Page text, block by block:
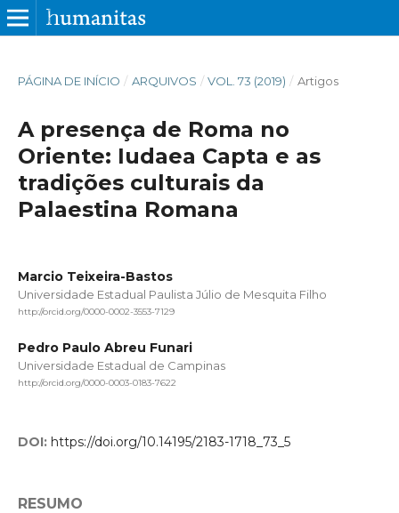
PÁGINA DE INÍCIO / ARQUIVOS / VOL. 73 (2019) / Artigos
A presença de Roma no
Oriente: Iudaea Capta e as
tradições culturais da
Palaestina Romana
Marcio Teixeira-Bastos
Universidade Estadual Paulista Júlio de Mesquita Filho
http://orcid.org/0000-0002-3553-7129
Pedro Paulo Abreu Funari
Universidade Estadual de Campinas
http://orcid.org/0000-0003-0183-7622
DOI: https://doi.org/10.14195/2183-1718_73_5
RESUMO